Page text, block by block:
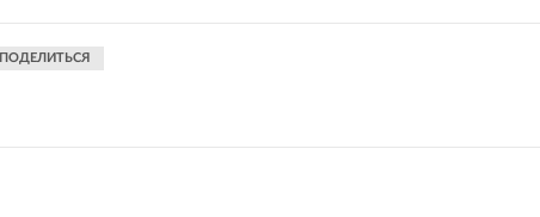
ПОДЕЛИТЬСЯ